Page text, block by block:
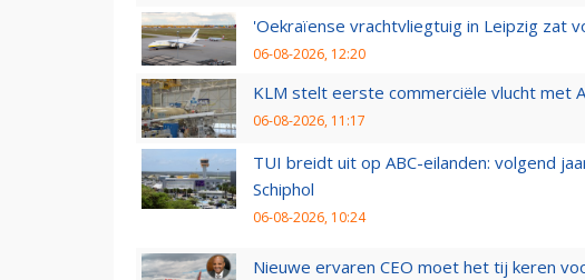
'Oekraïense vrachtvliegtuig in Leipzig zat
06-08-2026, 12:20
KLM stelt eerste commerciële vlucht met
06-08-2026, 11:17
TUI breidt uit op ABC-eilanden: volgend
Schiphol
06-08-2026, 10:24
Nieuwe ervaren CEO moet het tij keren